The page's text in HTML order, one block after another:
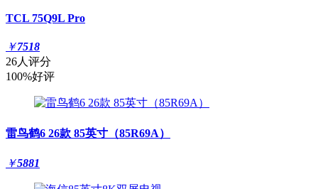
TCL 75Q9L Pro
￥7518
26人评分
100%好评
雷鸟鹤6 26款 85英寸（85R69A）
￥5881